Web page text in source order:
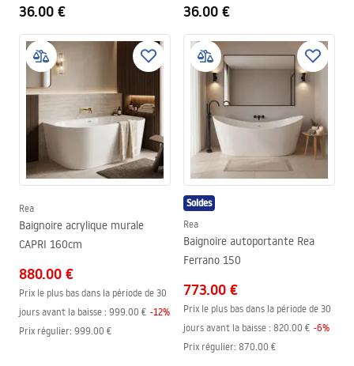
36.00 € 36.00 €
Rea
Baignoire acrylique murale
CAPRI 160cm
880.00 €
Prix le plus bas dans la période de 30
jours avant la baisse : 999.00 € -12%
Prix régulier: 999.00 €
Soldes
Rea
Baignoire autoportante Rea
Ferrano 150
773.00 €
Prix le plus bas dans la période de 30
jours avant la baisse : 820.00 € -6%
Prix régulier: 870.00 €